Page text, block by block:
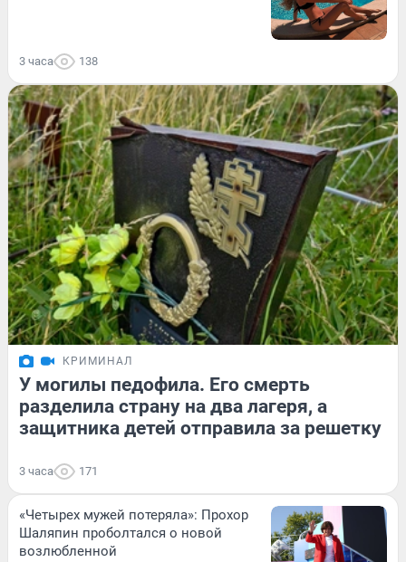
3 часа 138
КРИМИНАЛ
У могилы педофила. Его смерть
разделила страну на два лагеря, а
защитника детей отправила за решетку
3 часа 171
«Четырех мужей потеряла»: Прохор
Шаляпин проболтался о новой
возлюбленной